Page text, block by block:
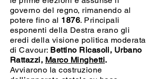
governo del regno, rimanendo al
potere fino al 1876. Principali
esponenti della Destra erano gli
eredi della visione politica moderata
di Cavour: Bettino Ricasoli, Urbano
Rattazzi, Marco Minghetti.
Avviarono la costruzione